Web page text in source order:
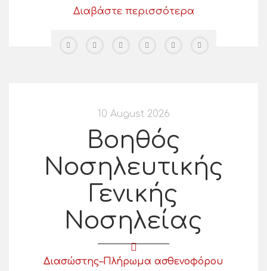
Διαβάστε περισσότερα
10 August 2026
Βοηθός
Νοσηλευτικής
Γενικής
Νοσηλείας
Διασώστης–Πλήρωμα ασθενοφόρου